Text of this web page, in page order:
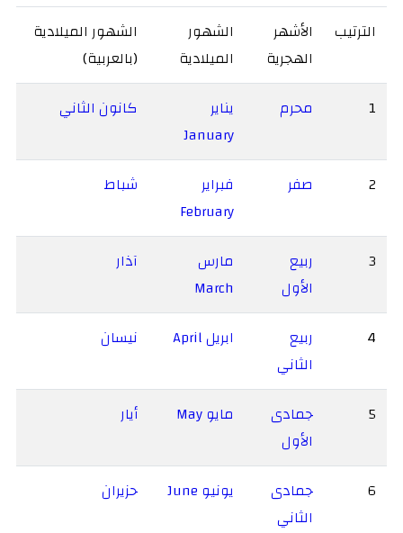
الترتيب
الأشهر
الهجرية
الشهور
الميلادية
الشهور الميلادية
(بالعربية)
1
محرم
يناير
January
كانون الثاني
2 صفر
فبراير
February
شباط
3
ربيع
الأول
مارس
March
آذار
4
ربيع
الثاني
ابريل April نيسان
5
جمادى
الأول
مايو May أيار
6
جمادى
الثاني
يونيو June حزيران